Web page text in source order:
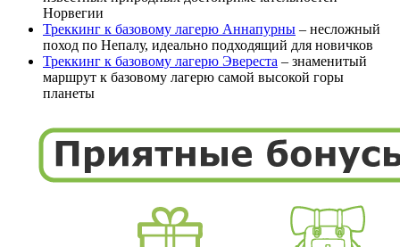
Норвегии
Треккинг к базовому лагерю Аннапурны – несложный
поход по Непалу, идеально подходящий для новичков
Треккинг к базовому лагерю Эвереста – знаменитый
маршрут к базовому лагерю самой высокой горы
планеты